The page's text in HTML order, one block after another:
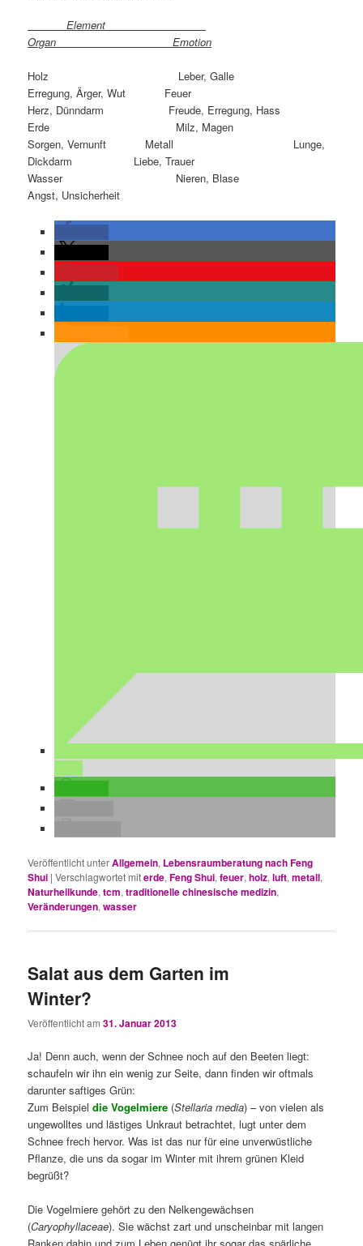
Element
Organ Emotion
Holz Leber, Galle
Erregung, Ärger, Wut Feuer
Herz, Dünndarm Freude, Erregung, Hass
Erde Milz, Magen
Sorgen, Vernunft Metall Lunge,
Dickdarm Liebe, Trauer
Wasser Nieren, Blase
Angst, Unsicherheit
Veröffentlicht unterAllgemein, Lebensraumberatung nach Feng
Shui |Verschlagwortet miterde,Feng Shui,feuer,holz,luft,metall,
Naturheilkunde,tcm,traditionelle chinesische medizin,
Veränderungen,wasser
Salat aus dem Garten im
Winter?
Veröffentlicht am31. Januar 2013
Ja! Denn auch, wenn der Schnee noch auf den Beeten liegt:
schaufeln wir ihn ein wenig zur Seite, dann finden wir oftmals
darunter saftiges Grün:
Zum Beispieldie Vogelmiere (Stellaria media) – von vielen als
ungewolltes und lästiges Unkraut betrachtet, lugt unter dem
Schnee frech hervor. Was ist das nur für eine unverwüstliche
Pflanze, die uns da sogar im Winter mit ihrem grünen Kleid
begrüßt?
Die Vogelmiere gehört zu den Nelkengewächsen
(Caryophyllaceae). Sie wächst zart und unscheinbar mit langen